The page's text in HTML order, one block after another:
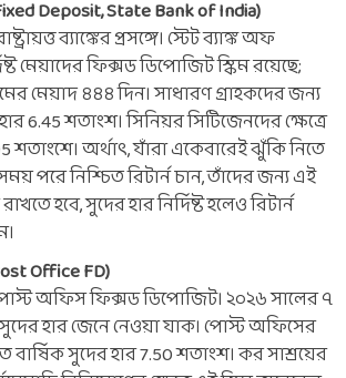
Deposit, State Bank of India)
ব্যাঙ্কের প্রসঙ্গে। স্টেট ব্যাঙ্ক অফ
মেয়াদের ফিক্সড ডিপোজিট স্কিম রয়েছে;
মেয়াদ ৪৪৪ দিন। সাধারণ গ্রাহকদের জন্য
6.45 শতাংশ। সিনিয়র সিটিজেনদের ক্ষেত্রে
শতাংশে। অর্থাৎ, যাঁরা একেবারেই ঝুঁকি নিতে
সময় পরে নিশ্চিত রিটার্ন চান, তাঁদের জন্য এই
হবে, সুদের হার নির্দিষ্ট হলেও রিটার্ন
Office FD)
অফিস ফিক্সড ডিপোজিট। ২০২৬ সালের ৭
হার জেনে নেওয়া যাক। পোস্ট অফিসের
সুদের হার 7.50 শতাংশ। কর সাশ্রয়ের